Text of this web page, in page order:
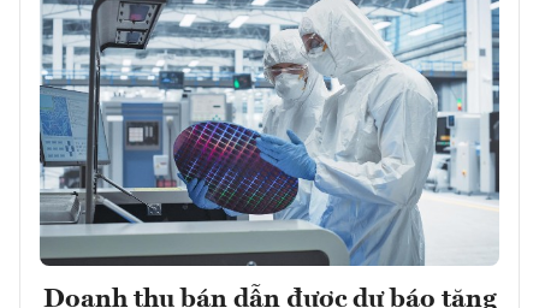
Doanh thu bán dẫn được dự báo tăng